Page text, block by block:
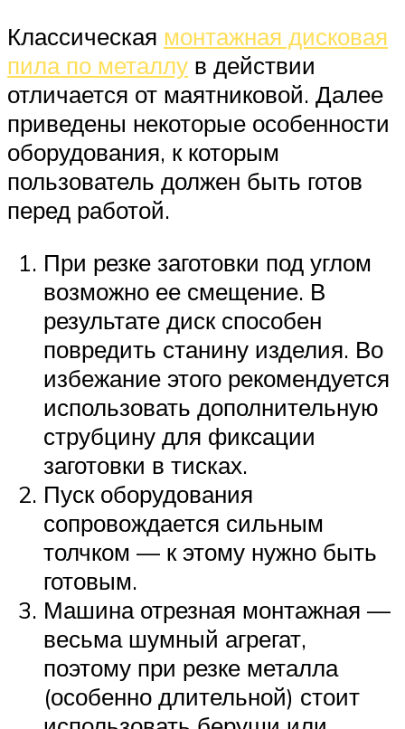
Классическая монтажная дисковая
пила по металлу в действии
отличается от маятниковой. Далее
приведены некоторые особенности
оборудования, к которым
пользователь должен быть готов
перед работой.
При резке заготовки под углом
возможно ее смещение. В
результате диск способен
повредить станину изделия. Во
избежание этого рекомендуется
использовать дополнительную
струбцину для фиксации
заготовки в тисках.
Пуск оборудования
сопровождается сильным
толчком — к этому нужно быть
готовым.
Машина отрезная монтажная —
весьма шумный агрегат,
поэтому при резке металла
(особенно длительной) стоит